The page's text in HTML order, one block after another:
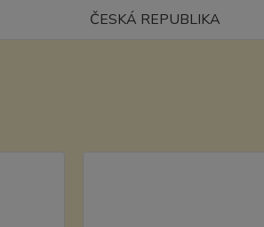
ČESKÁ REPUBLIKA